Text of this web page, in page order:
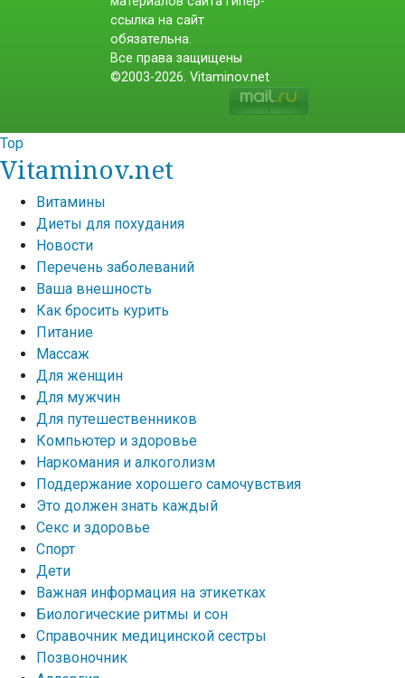
ссылка на сайт
обязательна.
Все права защищены
©2003-2026. Vitaminov.net
Top
Vitaminov.net
Витамины
Диеты для похудания
Новости
Перечень заболеваний
Ваша внешность
Как бросить курить
Питание
Массаж
Для женщин
Для мужчин
Для путешественников
Компьютер и здоровье
Наркомания и алкоголизм
Поддержание хорошего самочувствия
Это должен знать каждый
Секс и здоровье
Спорт
Дети
Важная информация на этикетках
Биологические ритмы и сон
Справочник медицинской сестры
Позвоночник